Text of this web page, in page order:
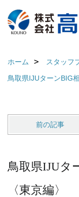
ホーム
スタッフ
鳥取県IJUターンBIG
前の記事
鳥取県IJUタ
〈東京編〉